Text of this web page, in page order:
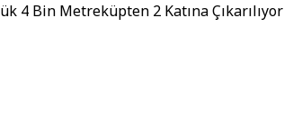
4 Bin Metreküpten 2 Katına Çıkarılıyor